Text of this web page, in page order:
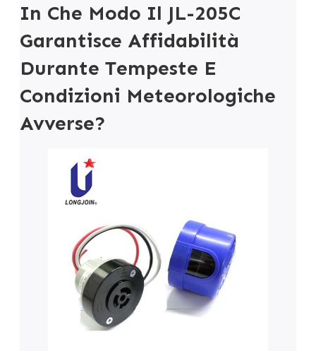
In Che Modo Il JL-205C
Garantisce Affidabilità
Durante Tempeste E
Condizioni Meteorologiche
Avverse?